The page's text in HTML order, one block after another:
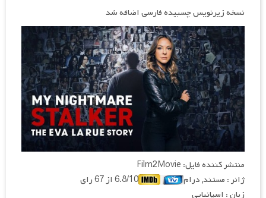
نسخه زیرنویس چسبیده فارسی اضافه شد
منتشر کننده فایل: Film2Movie
ژانر : مستند, درام
6.8/10 از 67 رای
زبان : اسپانیایی